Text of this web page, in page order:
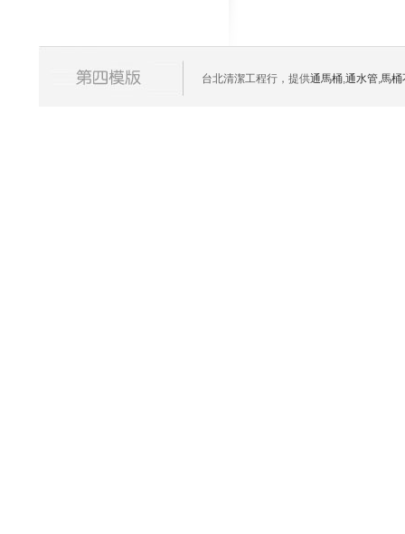
台北清潔工程行，提供通馬桶,通水管,馬桶